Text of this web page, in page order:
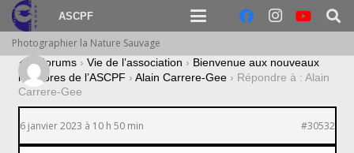
ASCPF
Photographier la Nature Sauvage
› Forums › Vie de l’association › Bienvenue aux nouveaux
membres de l’ASCPF › Alain Carrere-Gee › Répondre à : Alain
Carrere-Gee
6 janvier 2023 à 10 h 50 min #30532